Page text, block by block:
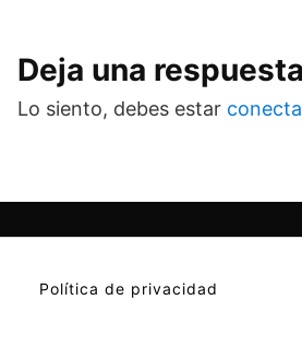
Deja una respuesta
Lo siento, debes estar
Política de privacidad